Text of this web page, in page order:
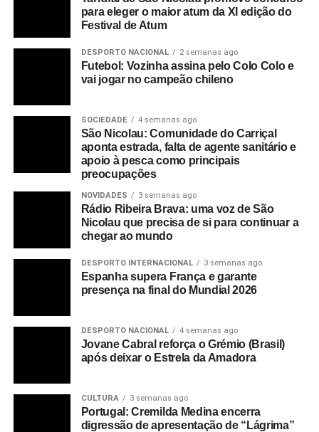
para eleger o maior atum da XI edição do
Festival de Atum
DESPORTO NACIONAL 2 semanas ago
Futebol: Vozinha assina pelo Colo Colo e
vai jogar no campeão chileno
SOCIEDADE 4 semanas ago
São Nicolau: Comunidade do Carriçal
aponta estrada, falta de agente sanitário e
apoio à pesca como principais
preocupações
NOVIDADES 3 semanas ago
Rádio Ribeira Brava: uma voz de São
Nicolau que precisa de si para continuar a
chegar ao mundo
DESPORTO INTERNACIONAL 3 semanas ago
Espanha supera França e garante
presença na final do Mundial 2026
DESPORTO NACIONAL 4 semanas ago
Jovane Cabral reforça o Grémio (Brasil)
após deixar o Estrela da Amadora
CULTURA 3 semanas ago
Portugal: Cremilda Medina encerra
digressão de apresentação de “Lágrima”